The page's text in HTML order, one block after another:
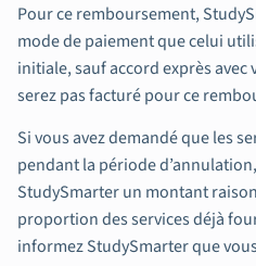
Pour ce remboursement,
mode de paiement que celui
initiale, sauf accord exprès avec
serez pas facturé pour ce
Si vous avez demandé que les
pendant la période
StudySmarter un montant
proportion des services déjà
informez StudySmarter que